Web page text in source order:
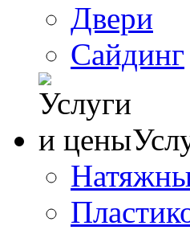
Двери
Сайдинг